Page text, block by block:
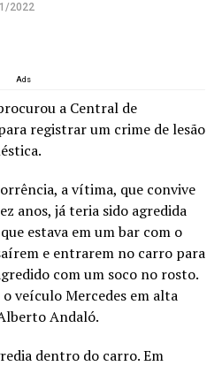
2022
Ads
a Central de
registrar um crime de lesão
a vítima, que convive
anos, já teria sido agredida
estava em um bar com o
e entrarem no carro para
com um soco no rosto.
veículo Mercedes em alta
Andaló.
dentro do carro. Em